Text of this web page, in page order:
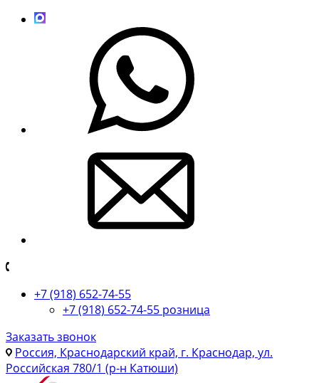
+7 (918) 652-74-55
+7 (918) 652-74-55 розница
Заказать звонок
Россия, Краснодарский край, г. Краснодар, ул.
Российская 780/1 (р-н Катюши)